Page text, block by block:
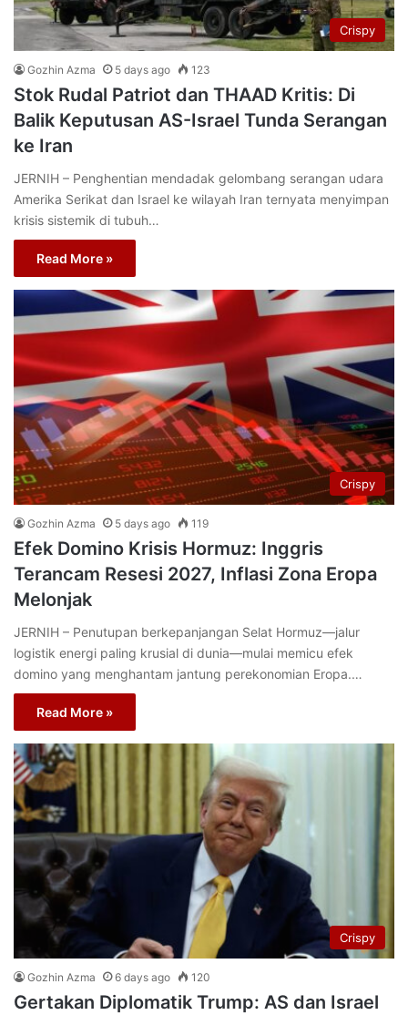
Crispy
Gozhin Azma 5 days ago 123
Stok Rudal Patriot dan THAAD Kritis: Di
Balik Keputusan AS-Israel Tunda Serangan
ke Iran
JERNIH – Penghentian mendadak gelombang serangan udara
Amerika Serikat dan Israel ke wilayah Iran ternyata menyimpan
krisis sistemik di tubuh…
Read More »
Crispy
Gozhin Azma 5 days ago 119
Efek Domino Krisis Hormuz: Inggris
Terancam Resesi 2027, Inflasi Zona Eropa
Melonjak
JERNIH – Penutupan berkepanjangan Selat Hormuz—jalur
logistik energi paling krusial di dunia—mulai memicu efek
domino yang menghantam jantung perekonomian Eropa.…
Read More »
Crispy
Gozhin Azma 6 days ago 120
Gertakan Diplomatik Trump: AS dan Israel